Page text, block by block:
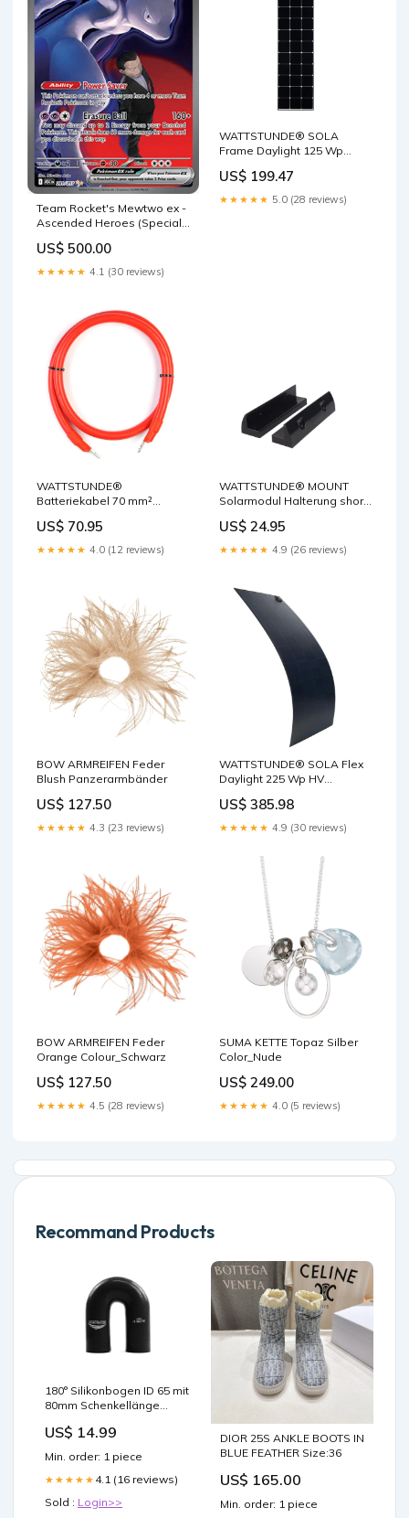
Team Rocket's Mewtwo ex -
Ascended Heroes (Special
Amarino
US$ 500.00
★★★★★ 4.1 (30 reviews)
WATTSTUNDE® SOLA
Frame Daylight 125 Wp
US$ 199.47
★★★★★ 5.0 (28 reviews)
WATTSTUNDE®
Batteriekabel 70 mm²
US$ 70.95
★★★★★ 4.0 (12 reviews)
WATTSTUNDE® MOUNT
Solarmodul Halterung short
20
US$ 24.95
★★★★★ 4.9 (26 reviews)
BOW ARMREIFEN Feder
Blush Panzerarmbänder
US$ 127.50
★★★★★ 4.3 (23 reviews)
WATTSTUNDE® SOLA Flex
Daylight 225 Wp HV
US$ 385.98
★★★★★ 4.9 (30 reviews)
BOW ARMREIFEN Feder
Orange Colour_Schwarz
US$ 127.50
★★★★★ 4.5 (28 reviews)
SUMA KETTE Topaz Silber
Color_Nude
US$ 249.00
★★★★★ 4.0 (5 reviews)
Recommand Products
180° Silikonbogen ID 65 mit
80mm Schenkellänge
US$ 14.99
Min. order: 1 piece
★★★★★ 4.1 (16 reviews)
Sold : Login>>
DIOR 25S ANKLE BOOTS IN
BLUE FEATHER Size:36
US$ 165.00
Min. order: 1 piece